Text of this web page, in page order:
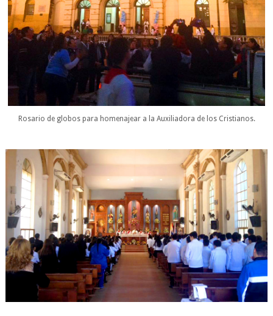
Rosario de globos para homenajear a la Auxiliadora de los Cristianos.